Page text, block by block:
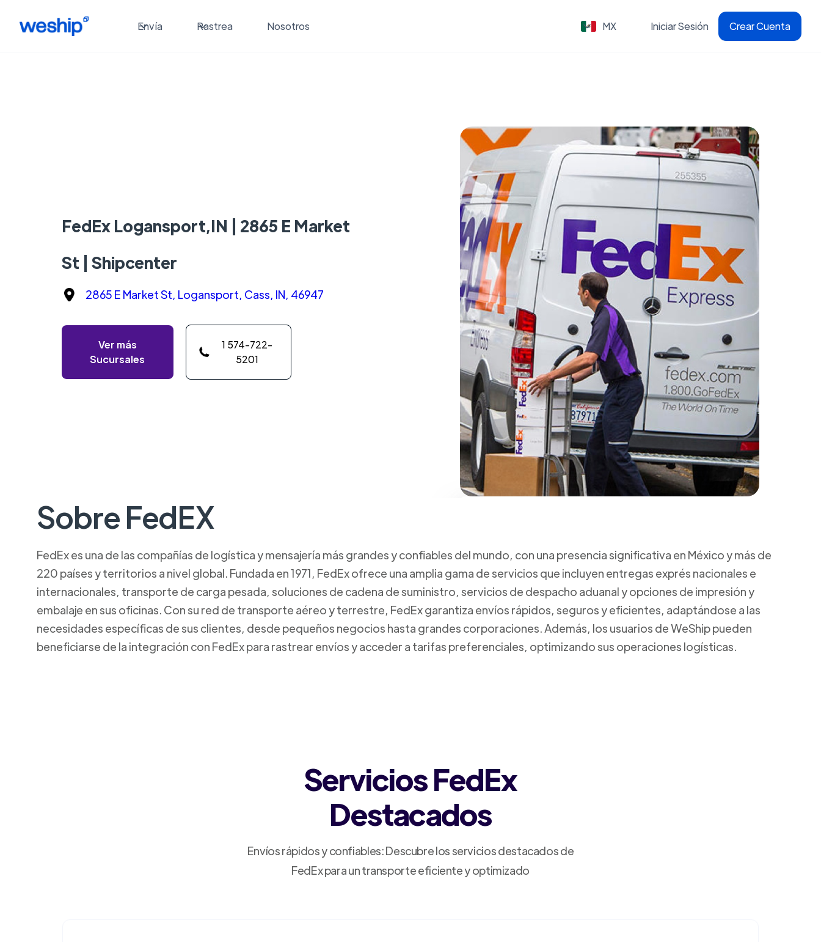
Envía Rastrea Nosotros MX Iniciar Sesión Crear Cuenta
FedEx Logansport,IN | 2865 E Market
St | Shipcenter
2865 E Market St, Logansport, Cass, IN, 46947
Ver más
Sucursales
1 574-722-
5201
Sobre FedEX
FedEx es una de las compañías de logística y mensajería más grandes y confiables del mundo, con una presencia significativa en México y más de
220 países y territorios a nivel global. Fundada en 1971, FedEx ofrece una amplia gama de servicios que incluyen entregas exprés nacionales e
internacionales, transporte de carga pesada, soluciones de cadena de suministro, servicios de despacho aduanal y opciones de impresión y
embalaje en sus oficinas. Con su red de transporte aéreo y terrestre, FedEx garantiza envíos rápidos, seguros y eficientes, adaptándose a las
necesidades específicas de sus clientes, desde pequeños negocios hasta grandes corporaciones. Además, los usuarios de WeShip pueden
beneficiarse de la integración con FedEx para rastrear envíos y acceder a tarifas preferenciales, optimizando sus operaciones logísticas.
Servicios FedEx
Destacados
Envíos rápidos y confiables: Descubre los servicios destacados de
FedEx para un transporte eficiente y optimizado